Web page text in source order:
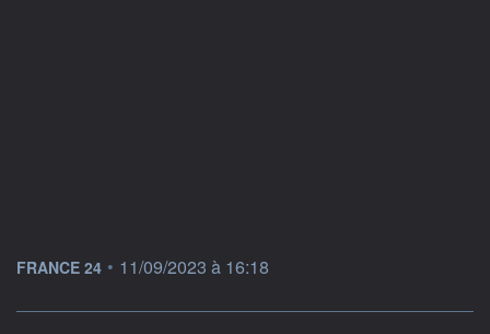
information fournie par
FRANCE 24 • 11/09/2023 à 16:18